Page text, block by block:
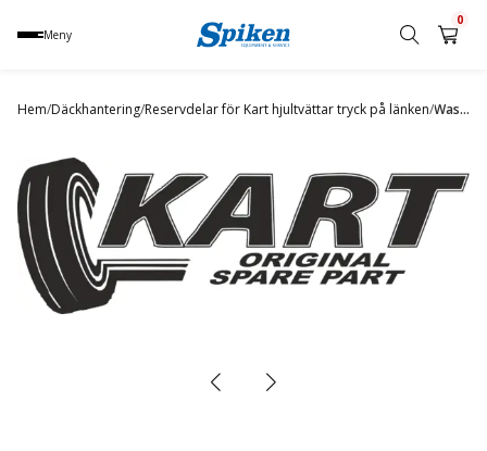
Meny
namn,
eller
varumärke
0
Hem/Däckhantering/Reservdelar för Kart hjultvättar tryck på länken/ Washing chamber flap 360P, 360HP